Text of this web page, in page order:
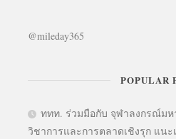
@mileday365
POPULAR
ททท. ร่วมมือกับ จุฬาลงกรณ์ม
วิชาการและการตลาดเชิงรุก แน